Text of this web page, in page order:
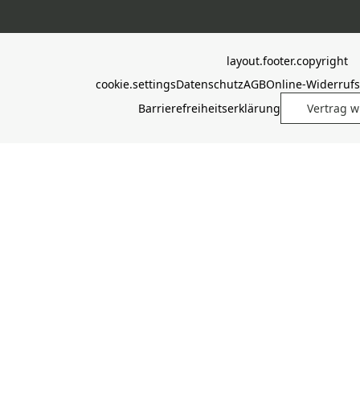
layout.footer.copyright
cookie.settingsDatenschutzAGBOnline-
Barrierefreiheitserklärung
Vertrag